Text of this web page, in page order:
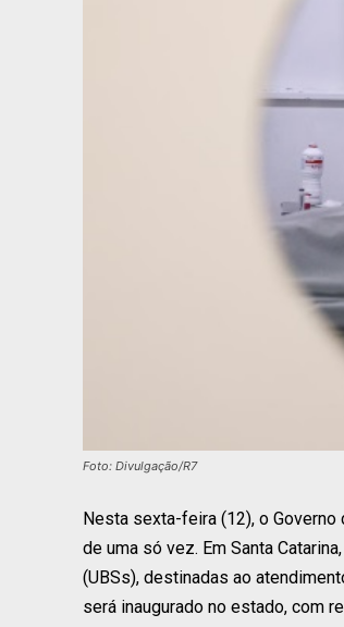
Foto: Divulgação/R7
Nesta sexta-feira (12), o
de uma só vez. Em Santa
(UBSs), destinadas ao
será inaugurado no estado, com